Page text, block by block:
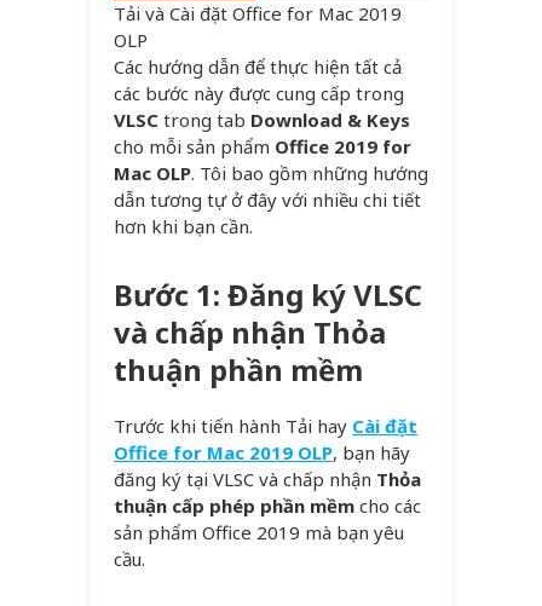
Tải và Cài đặt Office for Mac 2019
OLP
Các hướng dẫn để thực hiện tất cả
các bước này được cung cấp trong
VLSC trong tab Download & Keys
cho mỗi sản phẩm Office 2019 for
Mac OLP. Tôi bao gồm những hướng
dẫn tương tự ở đây với nhiều chi tiết
hơn khi bạn cần.
Bước 1: Đăng ký VLSC
và chấp nhận Thỏa
thuận phần mềm
Trước khi tiến hành Tải hay Cài đặt
Office for Mac 2019 OLP, bạn hãy
đăng ký tại VLSC và chấp nhận Thỏa
thuận cấp phép phần mềm cho các
sản phẩm Office 2019 mà bạn yêu
cầu.